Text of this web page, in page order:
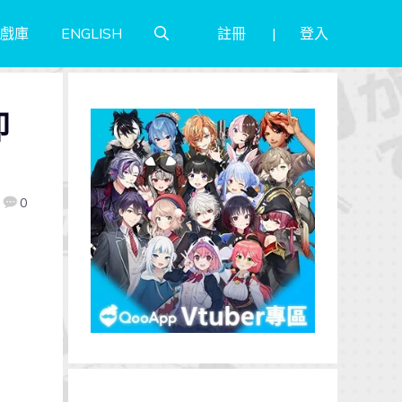
庫 ENGLISH 註冊 登入
0